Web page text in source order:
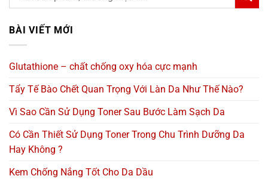
BÀI VIẾT MỚI
Glutathione – chất chống oxy hóa cực mạnh
Tẩy Tế Bào Chết Quan Trọng Với Làn Da Như Thế Nào?
Vì Sao Cần Sử Dụng Toner Sau Bước Làm Sạch Da
Có Cần Thiết Sử Dụng Toner Trong Chu Trình Dưỡng Da
Hay Không ?
Kem Chống Nắng Tốt Cho Da Dầu